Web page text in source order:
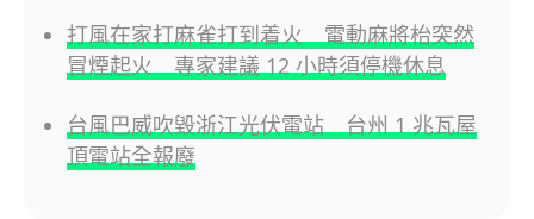
打風在家打麻雀打到着火 電動麻將枱突然
冒煙起火 專家建議 12 小時須停機休息
台風巴威吹毀浙江光伏電站 台州 1 兆瓦屋
頂電站全報廢